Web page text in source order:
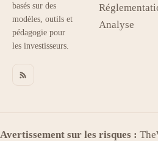
basés sur des
modèles, outils et
pédagogie pour
les investisseurs.
Analyse
Avertissement sur les risques :